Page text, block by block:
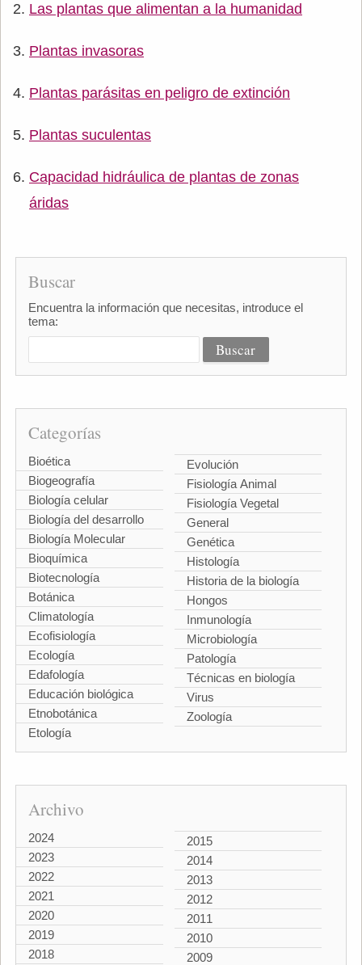
Las plantas que alimentan a la humanidad
Plantas invasoras
Plantas parásitas en peligro de extinción
Plantas suculentas
Capacidad hidráulica de plantas de zonas
áridas
Buscar
Encuentra la información que necesitas, introduce el
tema:
Categorías
Bioética
Biogeografía
Biología celular
Biología del desarrollo
Biología Molecular
Bioquímica
Biotecnología
Botánica
Climatología
Ecofisiología
Ecología
Edafología
Educación biológica
Etnobotánica
Etología
Evolución
Fisiología Animal
Fisiología Vegetal
General
Genética
Histología
Historia de la biología
Hongos
Inmunología
Microbiología
Patología
Técnicas en biología
Virus
Zoología
Archivo
2024
2023
2022
2021
2020
2019
2018
2015
2014
2013
2012
2011
2010
2009